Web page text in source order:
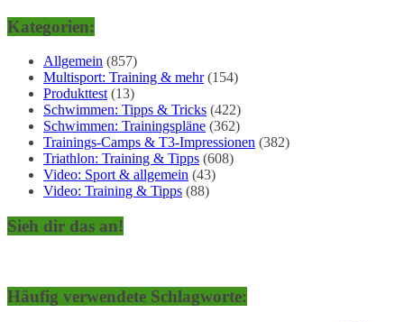
Kategorien:
Allgemein (857)
Multisport: Training & mehr(154)
Produkttest(13)
Schwimmen: Tipps & Tricks (422)
Schwimmen: Trainingspläne (362)
Trainings-Camps & T3-Impressionen (382)
Triathlon: Training & Tipps (608)
Video: Sport & allgemein (43)
Video: Training & Tipps (88)
Sieh dir das an!
Häufig verwendete Schlagworte: